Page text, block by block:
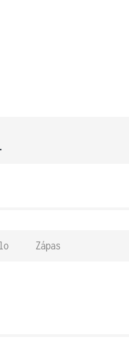
Zápas